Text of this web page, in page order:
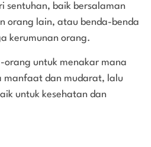
sentuhan, baik bersalaman
orang lain, atau benda-benda
kerumunan orang.
orang untuk menakar mana
manfaat dan mudarat, lalu
untuk kesehatan dan